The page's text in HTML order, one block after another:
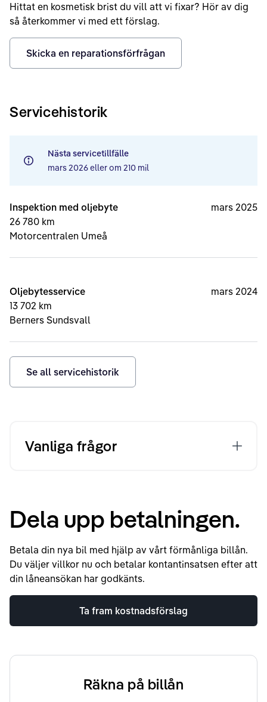
Hittat en kosmetisk brist du vill att vi fixar? Hör av dig
så återkommer vi med ett förslag.
Skicka en reparationsförfrågan
Servicehistorik
Nästa servicetillfälle
mars 2026eller om 210 mil
Inspektion med oljebyte
26 780 km
Motorcentralen Umeå
mars 2025
Oljebytesservice
13 702 km
Berners Sundsvall
mars 2024
Se all servicehistorik
Vanliga frågor
Dela upp betalningen.
Betala din nya bil med hjälp av vårt förmånliga billån.
Du väljer villkor nu och betalar kontantinsatsen efter att
din låneansökan har godkänts.
Ta fram kostnadsförslag
Räkna på billån